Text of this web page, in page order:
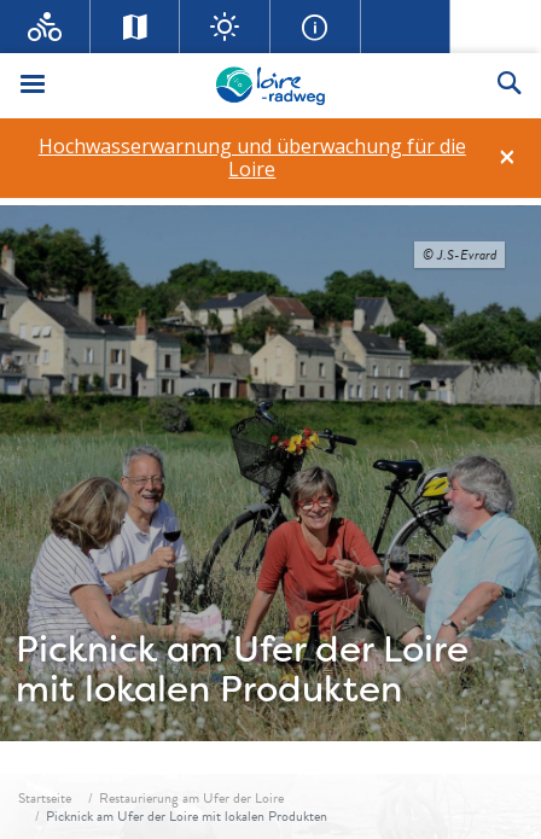
Menü
×
Hochwasserwarnung und überwachung für die
Loire
Picknick am Ufer der Loire
mit lokalen Produkten
© J.S-Evrard
Fil d'ariane
Startseite
Restaurierung am Ufer der Loire
Picknick am Ufer der Loire mit lokalen Produkten